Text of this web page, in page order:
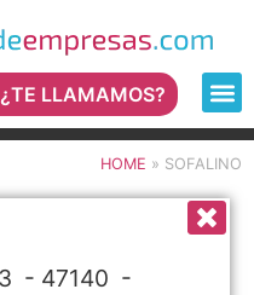
¿TE LLAMAMOS?
HOME » SOFALINO
- 47140 -